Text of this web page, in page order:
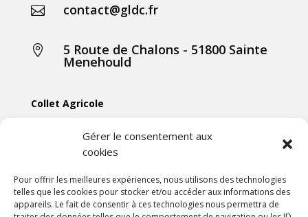
Gérer le consentement aux
cookies
Pour offrir les meilleures expériences, nous utilisons des technologies
telles que les cookies pour stocker et/ou accéder aux informations des
appareils. Le fait de consentir à ces technologies nous permettra de
 contact@gldc.fr
 5 Route de Chalons - 51800 Sainte
Menehould
Collet Agricole
Collet Motoculture
Collet Élevage